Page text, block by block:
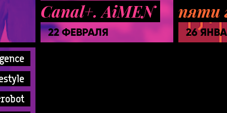
Canal+. AiMEN
22 ФЕВРАЛЯ
пяти
26